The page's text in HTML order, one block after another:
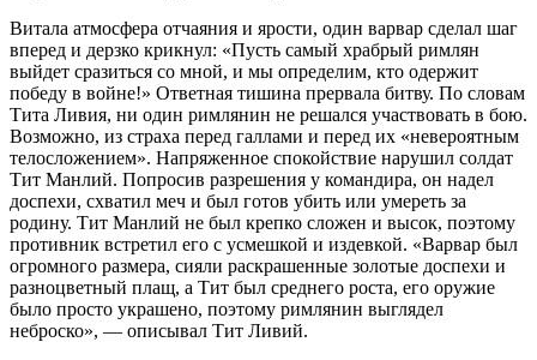
Витала атмосфера отчаяния и ярости, один варвар сделал шаг
вперед и дерзко крикнул: «Пусть самый храбрый римлян
выйдет сразиться со мной, и мы определим, кто одержит
победу в войне!» Ответная тишина прервала битву. По словам
Тита Ливия, ни один римлянин не решался участвовать в бою.
Возможно, из страха перед галлами и перед их «невероятным
телосложением». Напряженное спокойствие нарушил солдат
Тит Манлий. Попросив разрешения у командира, он надел
доспехи, схватил меч и был готов убить или умереть за
родину. Тит Манлий не был крепко сложен и высок, поэтому
противник встретил его с усмешкой и издевкой. «Варвар был
огромного размера, сияли раскрашенные золотые доспехи и
разноцветный плащ, а Тит был среднего роста, его оружие
было просто украшено, поэтому римлянин выглядел
неброско», — описывал Тит Ливий.